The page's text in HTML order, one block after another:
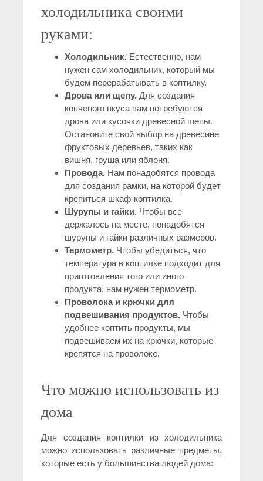
холодильника своими
руками:
Холодильник. Естественно, нам
нужен сам холодильник, который мы
будем перерабатывать в коптилку.
Дрова или щепу. Для создания
копченого вкуса вам потребуются
дрова или кусочки древесной щепы.
Остановите свой выбор на древесине
фруктовых деревьев, таких как
вишня, груша или яблоня.
Провода. Нам понадобятся провода
для создания рамки, на которой будет
крепиться шкаф-коптилка.
Шурупы и гайки. Чтобы все
держалось на месте, понадобятся
шурупы и гайки различных размеров.
Термометр. Чтобы убедиться, что
температура в коптилке подходит для
приготовления того или иного
продукта, нам нужен термометр.
Проволока и крючки для
подвешивания продуктов. Чтобы
удобнее коптить продукты, мы
подвешиваем их на крючки, которые
крепятся на проволоке.
Что можно использовать из
дома
Для создания коптилки из холодильника
можно использовать различные предметы,
которые есть у большинства людей дома: